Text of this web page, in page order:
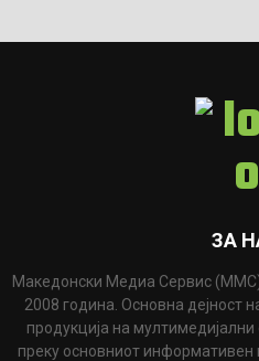
ЗА
Македонски Медиа Сервис
2008 година. Основна дејност
продукција на
преку основниот информативен